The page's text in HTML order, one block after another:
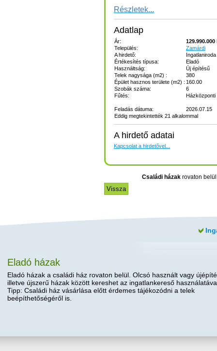
Részletek...
Adatlap
Ár:
129.990.000
Település:
Zamárdi
A hirdető:
Értékesítés típusa:
Eladó
Használtság:
Új építésű
Telek nagysága (m2) :
380
Épület hasznos területe (m2) : 160.00
Szobák száma:
6
Fűtés:
Házközponti
Feladás dátuma:
2026.07.15
Eddig megtekintették 21 alkalommal
A hirdető adatai
Kapcsolat a hirdetővel...
Családi házakrovaton belül
Eladó házak
Eladó házak a családi ház rovaton belül. Olcsó használt vagy
illetve újszerű házak között kereshet az ingatlankereső
Tipp: Családi ház vásárlása előtt érdemes tájékozódni a telek
beépíthetőségéről is.